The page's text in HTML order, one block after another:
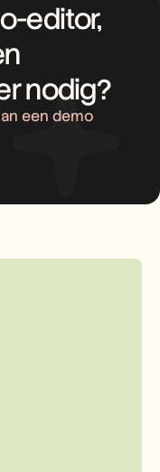
editor,
nodig?
een demo